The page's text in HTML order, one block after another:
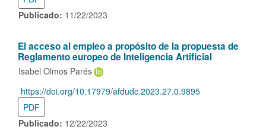
Publicado: 11/22/2023
El acceso al empleo a propósito de la propuesta de
Reglamento europeo de Inteligencia Artificial
Isabel Olmos Parés
https://doi.org/10.17979/afdudc.2023.27.0.9895
PDF
Publicado: 12/22/2023